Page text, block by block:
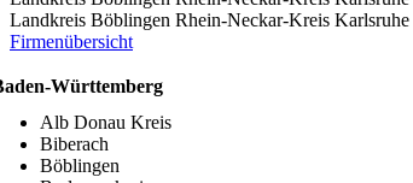
Landkreis Böblingen Rhein-Neckar-Kreis Karlsruhe
Firmenübersicht
Württemberg
Alb Donau Kreis
Biberach
Böblingen